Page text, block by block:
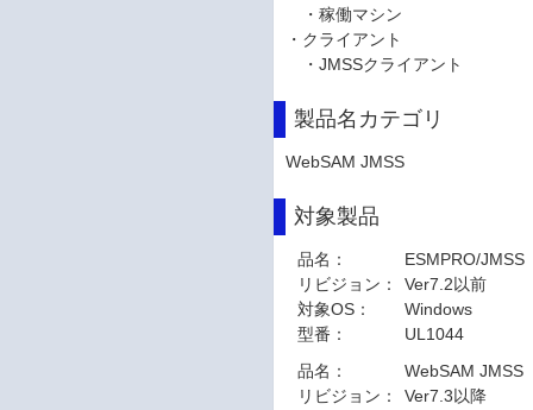
・稼働マシン
・クライアント
・JMSSクライアント
製品名カテゴリ
WebSAM JMSS
対象製品
品名：
ESMPRO/JMSS
リビジョン：
Ver7.2以前
対象OS：
Windows
型番：
UL1044
品名：
WebSAM JMSS
リビジョン：
Ver7.3以降